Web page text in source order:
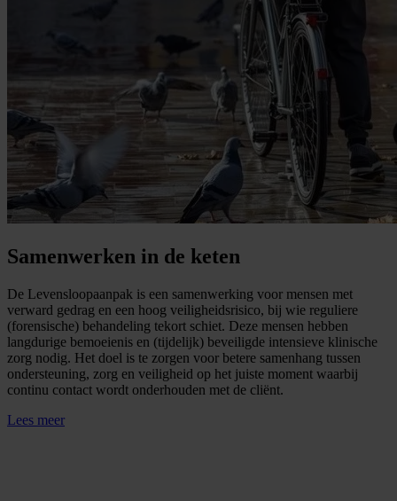
Samenwerken in de keten
De Levensloopaanpak is een samenwerking voor mensen met
verward gedrag en een hoog veiligheidsrisico, bij wie reguliere
(forensische) behandeling tekort schiet. Deze mensen hebben
langdurige bemoeienis en (tijdelijk) beveiligde intensieve klinische
zorg nodig. Het doel is te zorgen voor betere samenhang tussen
ondersteuning, zorg en veiligheid op het juiste moment waarbij
continu contact wordt onderhouden met de cliënt.
Lees meer